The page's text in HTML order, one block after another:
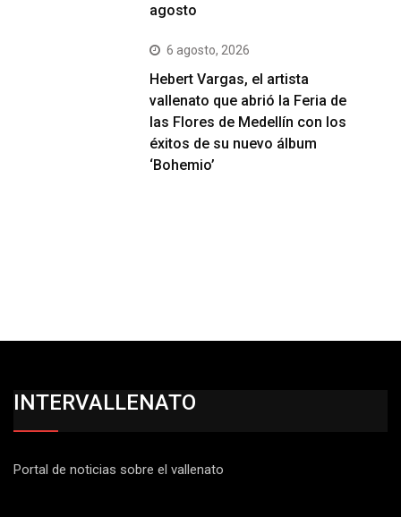
agosto
6 agosto, 2026
Hebert Vargas, el artista
vallenato que abrió la Feria de
las Flores de Medellín con los
éxitos de su nuevo álbum
‘Bohemio’
INTERVALLENATO
Portal de noticias sobre el vallenato